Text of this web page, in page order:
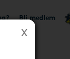
Bli medlem